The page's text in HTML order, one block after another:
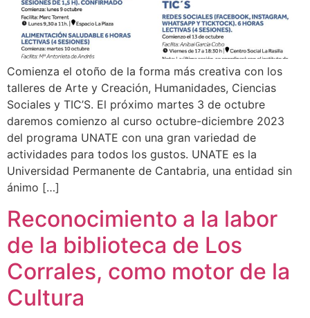
Comienza el otoño de la forma más creativa con los
talleres de Arte y Creación, Humanidades, Ciencias
Sociales y TIC’S. El próximo martes 3 de octubre
daremos comienzo al curso octubre-diciembre 2023
del programa UNATE con una gran variedad de
actividades para todos los gustos. UNATE es la
Universidad Permanente de Cantabria, una entidad sin
ánimo […]
Reconocimiento a la labor
de la biblioteca de Los
Corrales, como motor de la
Cultura